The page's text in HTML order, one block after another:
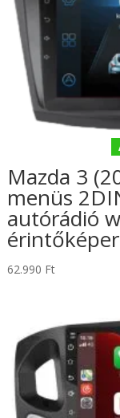
Mazda 3
menüs
autórádió
62.990 Ft